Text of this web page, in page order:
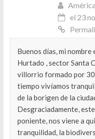
el 23
Buenos días, mi
Hurtado , sector Santa
villorrio formado por 30
tiempo vivíamos
de la borigen de la
Desgraciadamente,
poniente, nos viene a
tranquilidad, la